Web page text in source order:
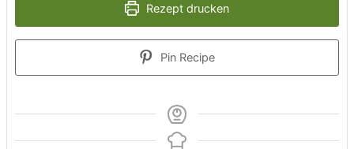
Rezept drucken
Pin Recipe